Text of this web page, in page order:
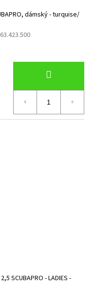
dámský - turquise/
63.423.500
SCUBAPRO - LADIES -